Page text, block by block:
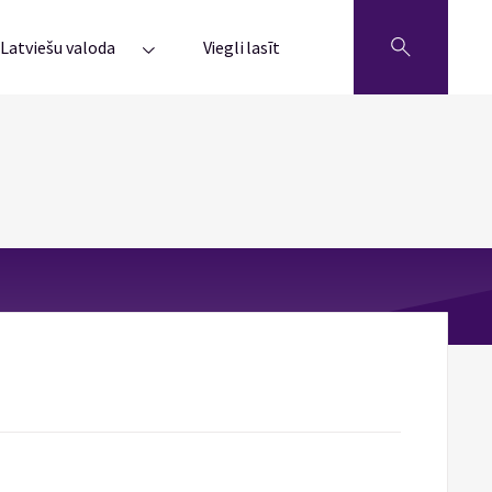
Latviešu valoda Viegli lasīt